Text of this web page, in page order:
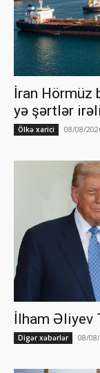
İran Hörmüz
yə şərtlər
Ölkə xarici 08/08/
İlham Əliyev
Digər xəbərlər 08/